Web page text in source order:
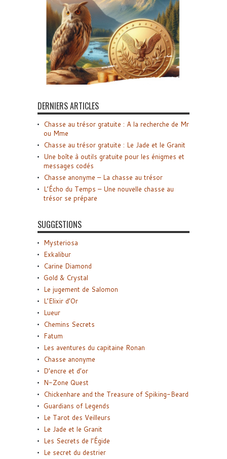
DERNIERS ARTICLES
Chasse au trésor gratuite : A la recherche de Mr
ou Mme
Chasse au trésor gratuite : Le Jade et le Granit
Une boîte à outils gratuite pour les énigmes et
messages codés
Chasse anonyme – La chasse au trésor
L’Écho du Temps – Une nouvelle chasse au
trésor se prépare
SUGGESTIONS
Mysteriosa
Exkalibur
Carine Diamond
Gold & Crystal
Le jugement de Salomon
L’Elixir d’Or
Lueur
Chemins Secrets
Fatum
Les aventures du capitaine Ronan
Chasse anonyme
D’encre et d’or
N-Zone Quest
Chickenhare and the Treasure of Spiking-Beard
Guardians of Legends
Le Tarot des Veilleurs
Le Jade et le Granit
Les Secrets de l’Égide
Le secret du destrier